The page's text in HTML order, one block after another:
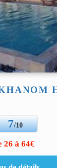
7/10
26 à 64€